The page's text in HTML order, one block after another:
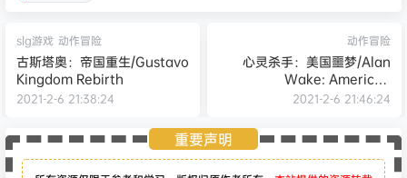
slg游戏 动作冒险
古斯塔奥：帝国重生/Gustavo
Kingdom Rebirth
2021-2-6 21:38:24
动作冒险
心灵杀手：美国噩梦/Alan
Wake: American
Nightmare
2021-2-6 21:46:24
重要声明